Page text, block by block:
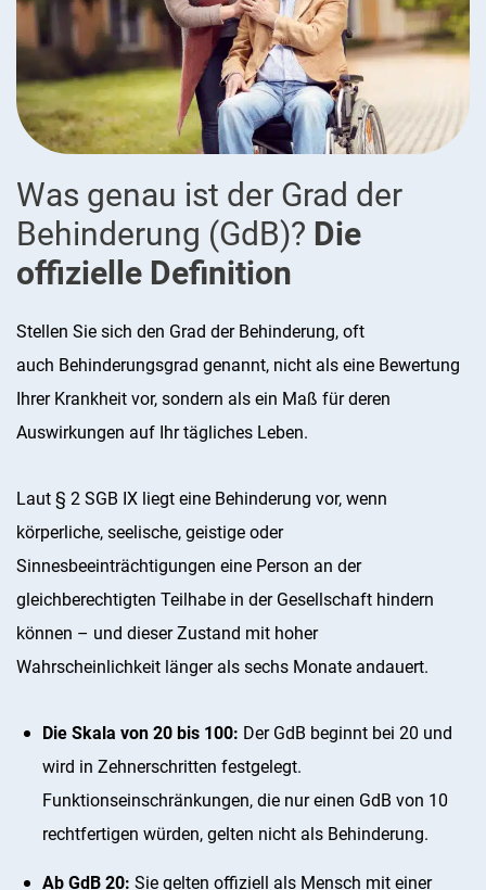
Was genau ist der Grad der
Behinderung (GdB)? Die
offizielle Definition
Stellen Sie sich den Grad der Behinderung, oft
auch Behinderungsgrad genannt, nicht als eine Bewertung
Ihrer Krankheit vor, sondern als ein Maß für deren
Auswirkungen auf Ihr tägliches Leben.
Laut § 2 SGB IX liegt eine Behinderung vor, wenn
körperliche, seelische, geistige oder
Sinnesbeeinträchtigungen eine Person an der
gleichberechtigten Teilhabe in der Gesellschaft hindern
können – und dieser Zustand mit hoher
Wahrscheinlichkeit länger als sechs Monate andauert.
Die Skala von 20 bis 100: Der GdB beginnt bei 20 und
wird in Zehnerschritten festgelegt.
Funktionseinschränkungen, die nur einen GdB von 10
rechtfertigen würden, gelten nicht als Behinderung.
Ab GdB 20: Sie gelten offiziell als Mensch mit einer